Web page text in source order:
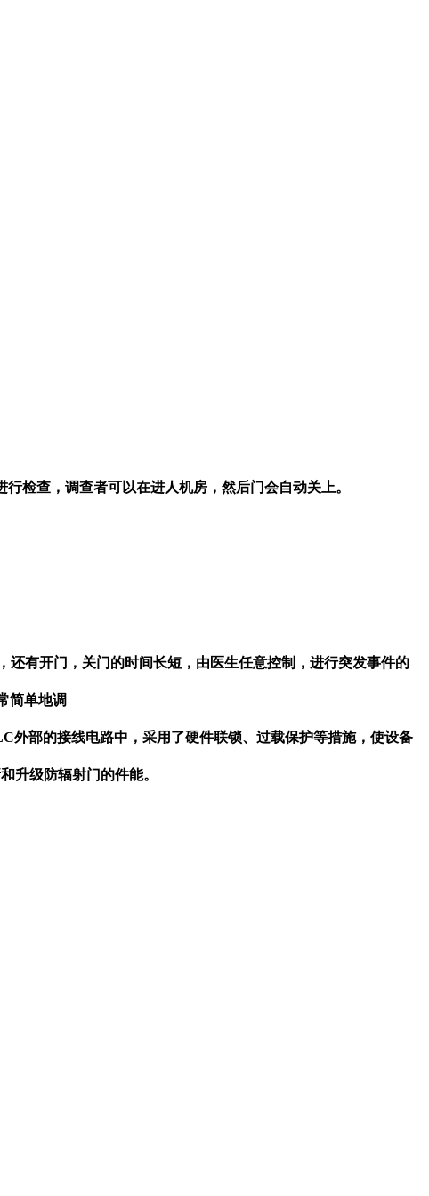
行检查，调查者可以在进人机房，然后门会自动关上。
有开门，关门的时间长短，由医生任意控制，进行突发事件的
简单地调
外部的接线电路中，采用了硬件联锁、过载保护等措施，使设备
升级防辐射门的件能。